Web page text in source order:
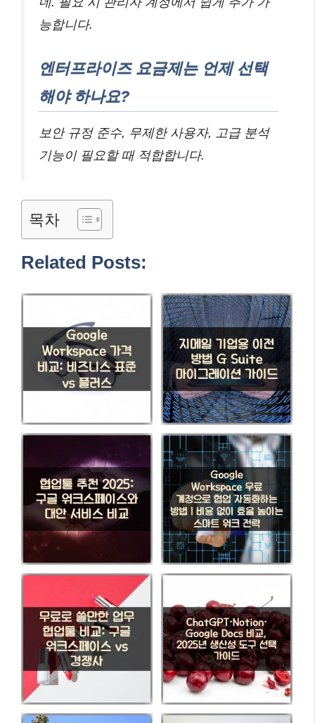
능합니다.
엔터프라이즈 요금제는 언제 선택
해야 하나요?
보안 규정 준수, 무제한 사용자, 고급 분석
기능이 필요할 때 적합합니다.
목차
Related Posts: